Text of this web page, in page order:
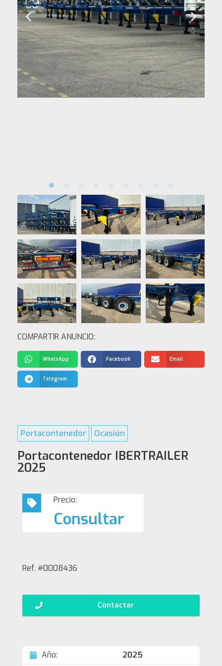
COMPARTIR ANUNCIO:
WhatsApp Facebook Email
Telegram
Portacontenedor Ocasión
Portacontenedor IBERTRAILER
2025
Precio:
Consultar
Ref. #0008436
Contactar
Año: 2025